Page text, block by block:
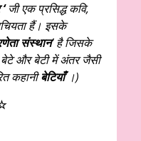
जी एक प्रसिद्ध कवि,
हैं। इसके
संस्थान’ है जिसके
और बेटी में अंतर जैसी
कहानीबेटियाँ।)